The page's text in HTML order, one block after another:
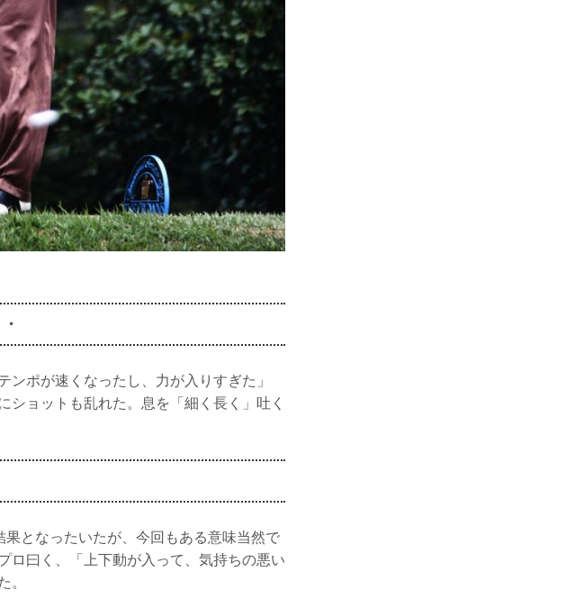
ンポが速くなったし、力が入りすぎた」
ショットも乱れた。息を「細く長く」吐く
果となったいたが、今回もある意味当然で
ロ曰く、「上下動が入って、気持ちの悪い
。